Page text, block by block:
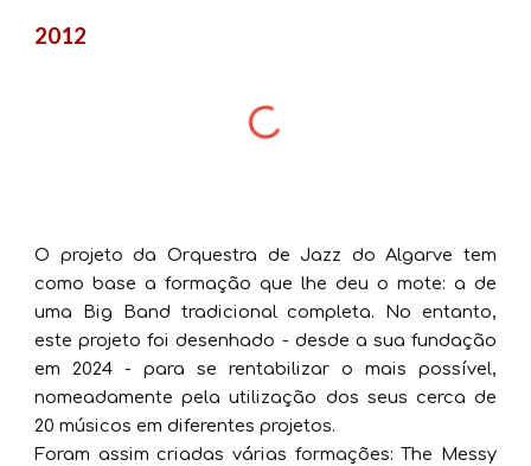
2012
O projeto da Orquestra de Jazz do Algarve tem
como base a formação que lhe deu o mote: a de
uma Big Band tradicional completa. No entanto,
este projeto foi desenhado - desde a sua fundação
em 2024 - para se rentabilizar o mais possível,
nomeadamente pela utilização dos seus cerca de
20 músicos em diferentes projetos.
Foram assim criadas várias formações: The Messy